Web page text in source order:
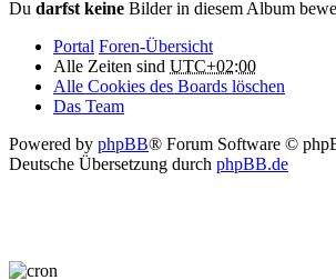
Du darfst keine Bilder in diesem Album
Portal Foren-Übersicht
Alle Zeiten sind UTC+02:00
Alle Cookies des Boards löschen
Das Team
Powered by phpBB® Forum Software ©
Deutsche Übersetzung durch phpBB.de